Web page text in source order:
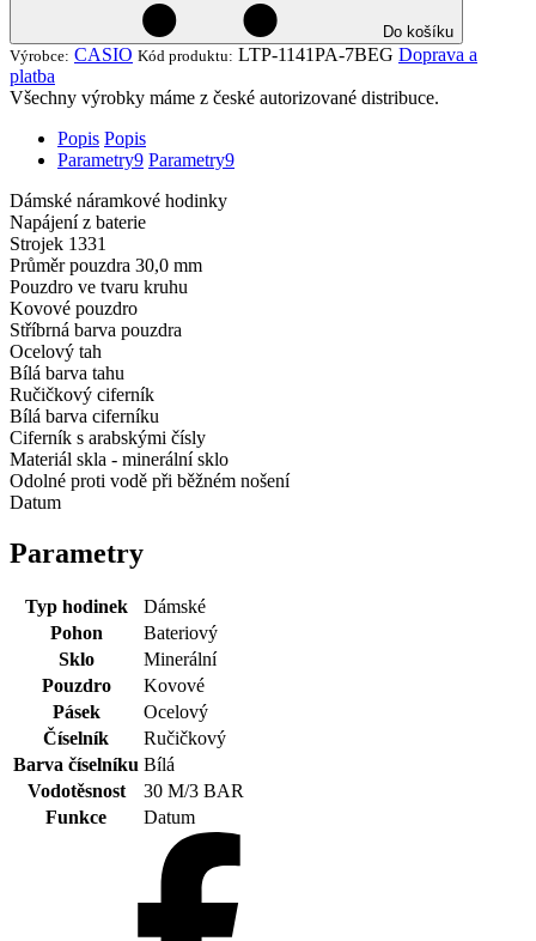
Do košíku
Výrobce: CASIO Kód produktu: LTP-1141PA-7BEG Doprava a
platba
Všechny výrobky máme z české autorizované distribuce.
Popis Popis
Parametry9 Parametry9
Dámské náramkové hodinky
Napájení z baterie
Strojek 1331
Průměr pouzdra 30,0 mm
Pouzdro ve tvaru kruhu
Kovové pouzdro
Stříbrná barva pouzdra
Ocelový tah
Bílá barva tahu
Ručičkový ciferník
Bílá barva ciferníku
Ciferník s arabskými čísly
Materiál skla - minerální sklo
Odolné proti vodě při běžném nošení
Datum
Parametry
Typ hodinek
Dámské
Pohon
Bateriový
Sklo
Minerální
Pouzdro
Kovové
Pásek
Ocelový
Číselník
Ručičkový
Barva číselníku Bílá
Vodotěsnost
30 M/3 BAR
Funkce
Datum